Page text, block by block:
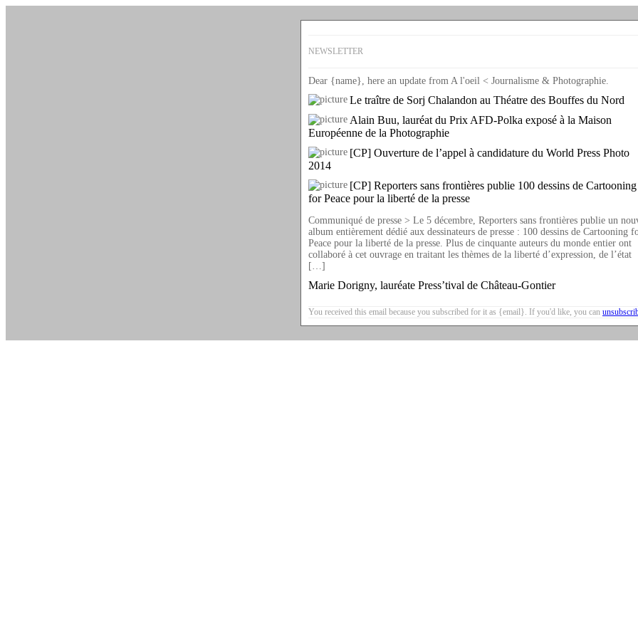
NEWSLETTER
Dear {name}, here an update from A l'oeil < Journalisme & Photographie.
Le traître de Sorj Chalandon au Théatre des Bouffes du Nord
Alain Buu, lauréat du Prix AFD-Polka exposé à la Maison
Européenne de la Photographie
[CP] Ouverture de l’appel à candidature du World Press Photo
2014
[CP] Reporters sans frontières publie 100 dessins de Cartooning
for Peace pour la liberté de la presse
Communiqué de presse > Le 5 décembre, Reporters sans frontières publie un
album entièrement dédié aux dessinateurs de presse : 100 dessins de Cartooning
Peace pour la liberté de la presse. Plus de cinquante auteurs du monde entier ont
collaboré à cet ouvrage en traitant les thèmes de la liberté d’expression, de l’état
[…]
Marie Dorigny, lauréate Press’tival de Château-Gontier
You received this email because you subscribed for it as {email}. If you'd like, you can